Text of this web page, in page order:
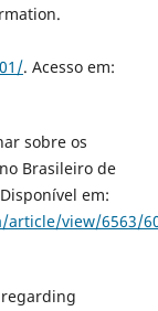
. Acesso em:
sobre os
Brasileiro de
em:
view/6563/
regarding